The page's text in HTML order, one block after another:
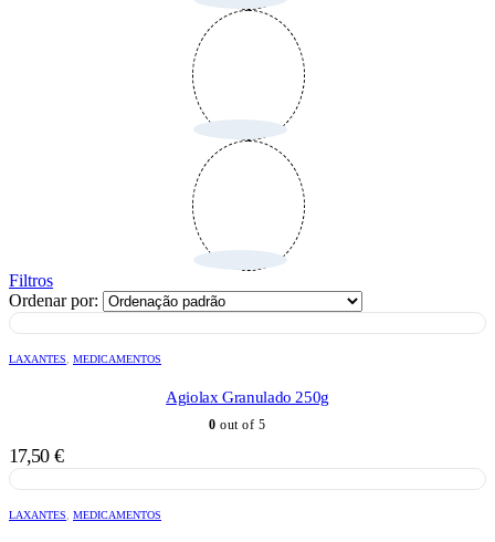
Filtros
Ordenar por:
LAXANTES MEDICAMENTOS
Agiolax Granulado 250g
0 out of 5
17,50 €
LAXANTES MEDICAMENTOS